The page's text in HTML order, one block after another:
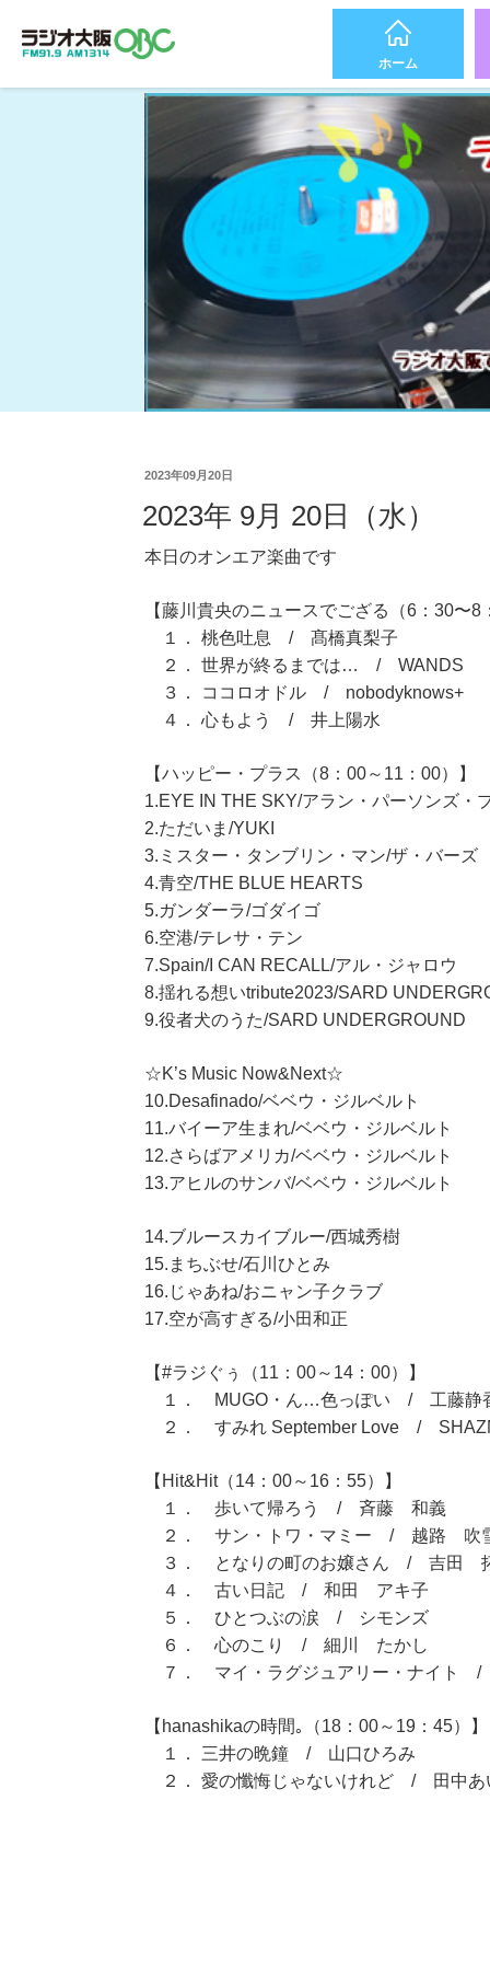
ホーム
2023年09月20日
2023年 9月 20日（水）
本日のオンエア楽曲です
【藤川貴央のニュースでござる（6：30〜8
１． 桃色吐息 / 髙橋真梨子
２． 世界が終るまでは… / WANDS
３． ココロオドル / nobodyknows+
４． 心もよう / 井上陽水
【ハッピー・プラス（8：00～11：00）】
1.EYE IN THE SKY/アラン・パーソンズ・
2.ただいま/YUKI
3.ミスター・タンブリン・マン/ザ・バーズ
4.青空/THE BLUE HEARTS
5.ガンダーラ/ゴダイゴ
6.空港/テレサ・テン
7.Spain/I CAN RECALL/アル・ジャロウ
8.揺れる想いtribute2023/SARD
9.役者犬のうた/SARD UNDERGROUND
☆K’s Music Now&Next☆
10.Desafinado/ベベウ・ジルベルト
11.バイーア生まれ/ベベウ・ジルベルト
12.さらばアメリカ/ベベウ・ジルベルト
13.アヒルのサンバ/ベベウ・ジルベルト
14.ブルースカイブルー/西城秀樹
15.まちぶせ/石川ひとみ
16.じゃあね/おニャン子クラブ
17.空が高すぎる/小田和正
【#ラジぐぅ（11：00～14：00）】
１． MUGO・ん…色っぽい / 工藤静
２． すみれ September Love /
【Hit&Hit（14：00～16：55）】
１． 歩いて帰ろう / 斉藤 和義
２． サン・トワ・マミー / 越路 吹
３． となりの町のお嬢さん / 吉田
４． 古い日記 / 和田 アキ子
５． ひとつぶの涙 / シモンズ
６． 心のこり / 細川 たかし
７． マイ・ラグジュアリー・ナイト
【hanashikaの時間｡（18：00～19：45）】
１． 三井の晩鐘 / 山口ひろみ
２． 愛の懺悔じゃないけれど / 田中あ